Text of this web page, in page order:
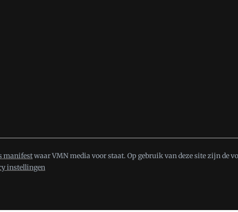
manifestwaar VMN media voor staat. Op gebruik van deze site zijn de
instellingen